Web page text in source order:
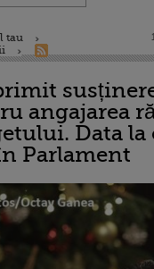
tau
angajarea
Data la
Parlament